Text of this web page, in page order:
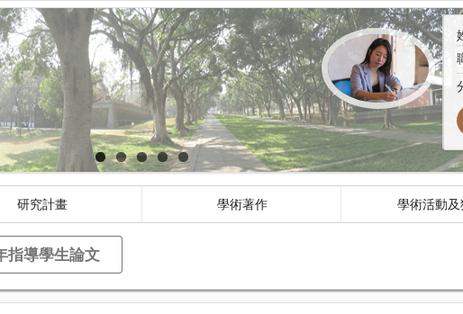
研究計畫 學術著作 學術活動
指導學生論文